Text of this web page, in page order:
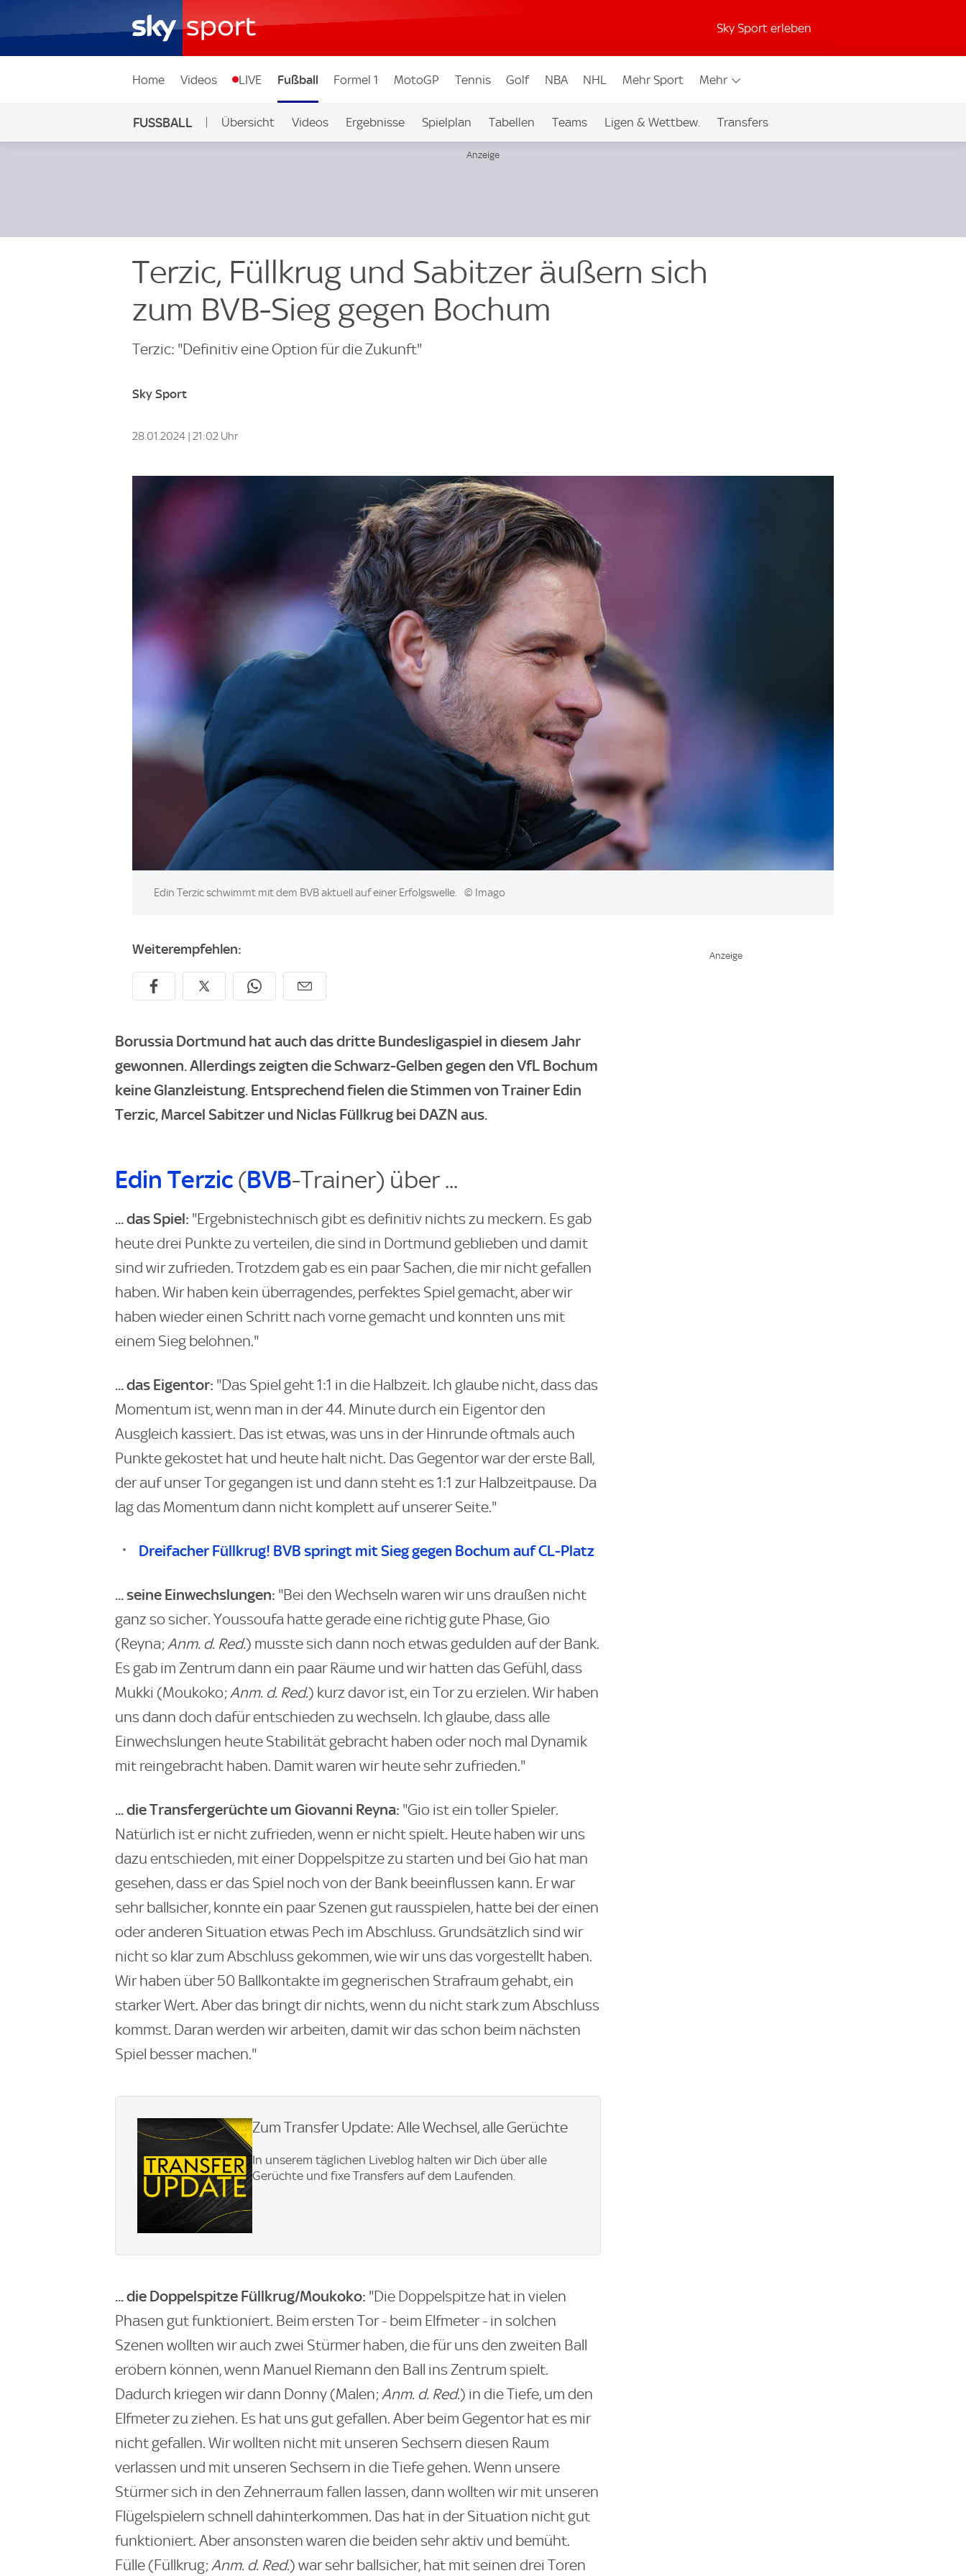
Sky Sport erleben
Home Videos LIVE Fußball Formel 1 MotoGP Tennis Golf NBA NHL Mehr Sport Mehr
FUSSBALL Übersicht Videos Ergebnisse Spielplan Tabellen Teams Ligen & Wettbew. Transfers
Terzic, Füllkrug und Sabitzer äußern sich
zum BVB-Sieg gegen Bochum
Terzic: "Definitiv eine Option für die Zukunft"
Sky Sport
28.01.2024 | 21:02 Uhr
Image:
Edin Terzic schwimmt mit dem BVB aktuell auf einer Erfolgswelle. © Imago
Weiterempfehlen:
Borussia Dortmund hat auch das dritte Bundesligaspiel in diesem Jahr
gewonnen. Allerdings zeigten die Schwarz-Gelben gegen den VfL Bochum
keine Glanzleistung. Entsprechend fielen die Stimmen von Trainer Edin
Terzic, Marcel Sabitzer und Niclas Füllkrug bei DAZN aus.
Edin Terzic (BVB-Trainer) über ...
... das Spiel: "Ergebnistechnisch gibt es definitiv nichts zu meckern. Es gab
heute drei Punkte zu verteilen, die sind in Dortmund geblieben und damit
sind wir zufrieden. Trotzdem gab es ein paar Sachen, die mir nicht gefallen
haben. Wir haben kein überragendes, perfektes Spiel gemacht, aber wir
haben wieder einen Schritt nach vorne gemacht und konnten uns mit
einem Sieg belohnen."
... das Eigentor: "Das Spiel geht 1:1 in die Halbzeit. Ich glaube nicht, dass das
Momentum ist, wenn man in der 44. Minute durch ein Eigentor den
Ausgleich kassiert. Das ist etwas, was uns in der Hinrunde oftmals auch
Punkte gekostet hat und heute halt nicht. Das Gegentor war der erste Ball,
der auf unser Tor gegangen ist und dann steht es 1:1 zur Halbzeitpause. Da
lag das Momentum dann nicht komplett auf unserer Seite."
Dreifacher Füllkrug! BVB springt mit Sieg gegen Bochum auf CL-Platz
... seine Einwechslungen: "Bei den Wechseln waren wir uns draußen nicht
ganz so sicher. Youssoufa hatte gerade eine richtig gute Phase, Gio
(Reyna; Anm. d. Red.) musste sich dann noch etwas gedulden auf der Bank.
Es gab im Zentrum dann ein paar Räume und wir hatten das Gefühl, dass
Mukki (Moukoko; Anm. d. Red.) kurz davor ist, ein Tor zu erzielen. Wir haben
uns dann doch dafür entschieden zu wechseln. Ich glaube, dass alle
Einwechslungen heute Stabilität gebracht haben oder noch mal Dynamik
mit reingebracht haben. Damit waren wir heute sehr zufrieden."
... die Transfergerüchte um Giovanni Reyna: "Gio ist ein toller Spieler.
Natürlich ist er nicht zufrieden, wenn er nicht spielt. Heute haben wir uns
dazu entschieden, mit einer Doppelspitze zu starten und bei Gio hat man
gesehen, dass er das Spiel noch von der Bank beeinflussen kann. Er war
sehr ballsicher, konnte ein paar Szenen gut rausspielen, hatte bei der einen
oder anderen Situation etwas Pech im Abschluss. Grundsätzlich sind wir
nicht so klar zum Abschluss gekommen, wie wir uns das vorgestellt haben.
Wir haben über 50 Ballkontakte im gegnerischen Strafraum gehabt, ein
starker Wert. Aber das bringt dir nichts, wenn du nicht stark zum Abschluss
kommst. Daran werden wir arbeiten, damit wir das schon beim nächsten
Spiel besser machen."
Zum Transfer Update: Alle Wechsel, alle Gerüchte
In unserem täglichen Liveblog halten wir Dich über alle
Gerüchte und fixe Transfers auf dem Laufenden.
... die Doppelspitze Füllkrug/Moukoko: "Die Doppelspitze hat in vielen
Phasen gut funktioniert. Beim ersten Tor - beim Elfmeter - in solchen
Szenen wollten wir auch zwei Stürmer haben, die für uns den zweiten Ball
erobern können, wenn Manuel Riemann den Ball ins Zentrum spielt.
Dadurch kriegen wir dann Donny (Malen; Anm. d. Red.) in die Tiefe, um den
Elfmeter zu ziehen. Es hat uns gut gefallen. Aber beim Gegentor hat es mir
nicht gefallen. Wir wollten nicht mit unseren Sechsern diesen Raum
verlassen und mit unseren Sechsern in die Tiefe gehen. Wenn unsere
Stürmer sich in den Zehnerraum fallen lassen, dann wollten wir mit unseren
Flügelspielern schnell dahinterkommen. Das hat in der Situation nicht gut
funktioniert. Aber ansonsten waren die beiden sehr aktiv und bemüht.
Fülle (Füllkrug; Anm. d. Red.) war sehr ballsicher, hat mit seinen drei Toren